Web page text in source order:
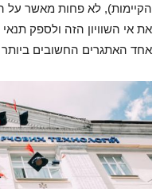
הקיימות), לא פחות מאשר על
את אי השוויון הזה ולספק
אחד האתגרים החשובים